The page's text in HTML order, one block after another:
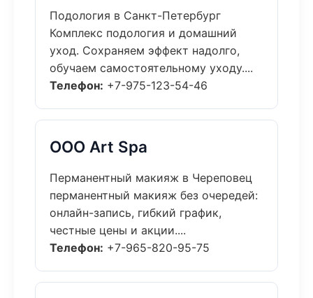
Подология в Санкт-Петербург
Комплекс подология и домашний
уход. Сохраняем эффект надолго,
обучаем самостоятельному уходу....
Телефон: +7-975-123-54-46
ООО Art Spa
Перманентный макияж в Череповец
перманентный макияж без очередей:
онлайн-запись, гибкий график,
честные цены и акции....
Телефон: +7-965-820-95-75